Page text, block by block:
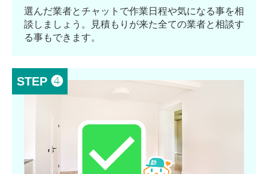
選んだ業者とチャットで作業日程や気になる事を相
談しましょう。見積もりが来た全ての業者と相談す
る事もできます。
STEP ❹